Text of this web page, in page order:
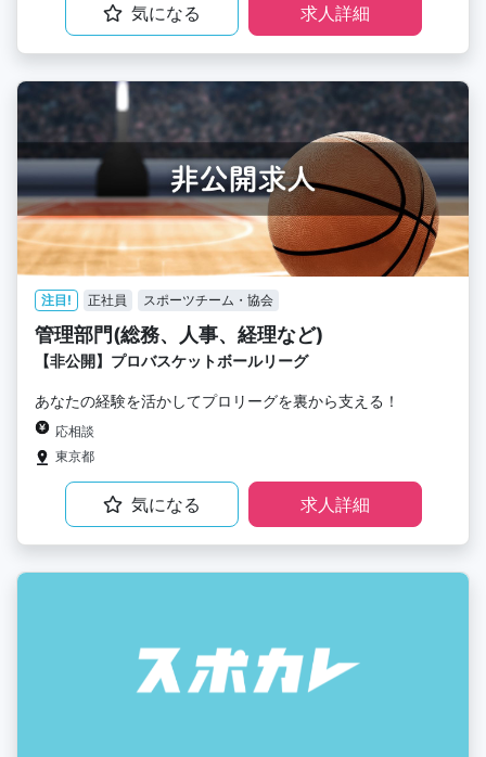
気になる 求人詳細
注目! 正社員 スポーツチーム・協会
管理部門(総務、人事、経理など)
【非公開】プロバスケットボールリーグ
あなたの経験を活かしてプロリーグを裏から支える！
応相談
東京都
気になる 求人詳細